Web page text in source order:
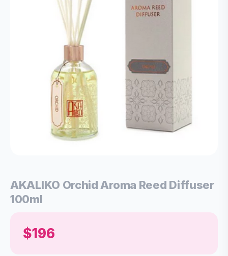
AKALIKO Orchid Aroma Reed Diffuser
100ml
$196